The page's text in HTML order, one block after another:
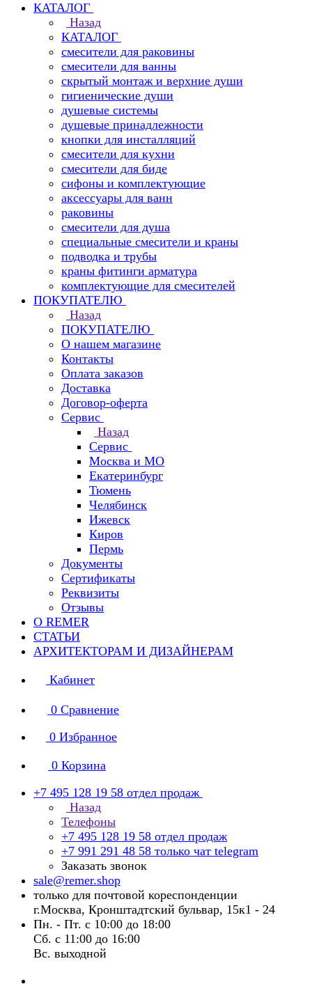
КАТАЛОГ
Назад
КАТАЛОГ
смесители для раковины
смесители для ванны
скрытый монтаж и верхние души
гигиенические души
душевые системы
душевые принадлежности
кнопки для инсталляций
смесители для кухни
смесители для биде
сифоны и комплектующие
аксессуары для ванн
раковины
смесители для душа
специальные смесители и краны
подводка и трубы
краны фитинги арматура
комплектующие для смесителей
ПОКУПАТЕЛЮ
Назад
ПОКУПАТЕЛЮ
О нашем магазине
Контакты
Оплата заказов
Доставка
Договор-оферта
Сервис
Назад
Сервис
Москва и МО
Екатеринбург
Тюмень
Челябинск
Ижевск
Киров
Пермь
Документы
Сертификаты
Реквизиты
Отзывы
О REMER
СТАТЬИ
АРХИТЕКТОРАМ И ДИЗАЙНЕРАМ
Кабинет
0 Сравнение
0 Избранное
0 Корзина
+7 495 128 19 58 отдел продаж
Назад
Телефоны
+7 495 128 19 58 отдел продаж
+7 991 291 48 58 только чат telegram
Заказать звонок
sale@remer.shop
только для почтовой кореспонденции
г.Москва, Кронштадтский бульвар, 15к1 - 24
Пн. - Пт. с 10:00 до 18:00
Сб. с 11:00 до 16:00
Вс. выходной